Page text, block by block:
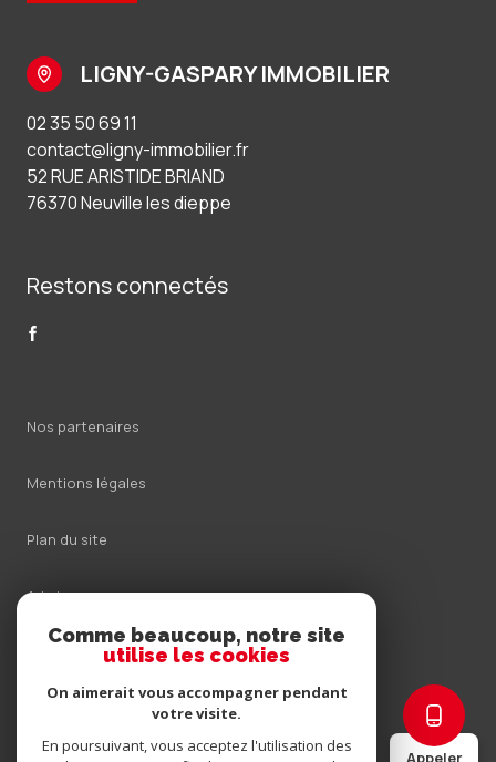
Appeler
LIGNY-GASPARY IMMOBILIER
02 35 50 69 11
contact@ligny-immobilier.fr
52 RUE ARISTIDE BRIAND
76370 Neuville les dieppe
Restons connectés
Nos partenaires
Mentions légales
Plan du site
Admin
Nos honoraires
Comme beaucoup, notre site
utilise les cookies
On aimerait vous accompagner pendant
votre visite.
En poursuivant, vous acceptez l'utilisation des